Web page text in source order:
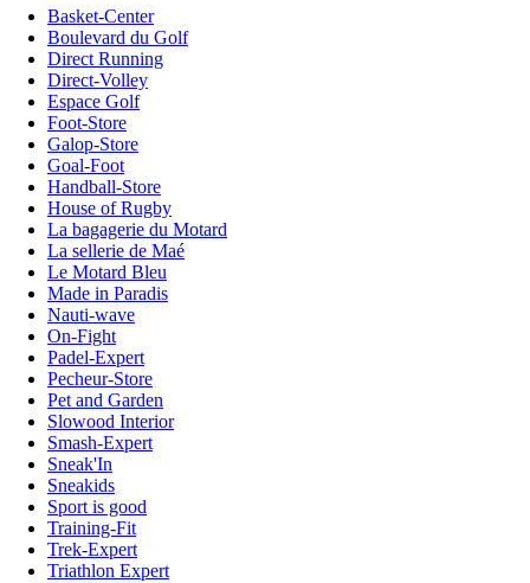
Basket-Center
Boulevard du Golf
Direct Running
Direct-Volley
Espace Golf
Foot-Store
Galop-Store
Goal-Foot
Handball-Store
House of Rugby
La bagagerie du Motard
La sellerie de Maé
Le Motard Bleu
Made in Paradis
Nauti-wave
On-Fight
Padel-Expert
Pecheur-Store
Pet and Garden
Slowood Interior
Smash-Expert
Sneak'In
Sneakids
Sport is good
Training-Fit
Trek-Expert
Triathlon Expert